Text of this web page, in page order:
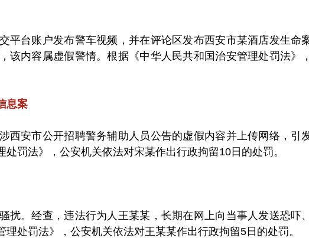
平台账户发布警车视频，并在评论区发布西安市某酒店发生命
该内容属虚假警情。根据《中华人民共和国治安管理处罚法》
息案
西安市公开招聘警务辅助人员公告的虚假内容并上传网络，引
罚法》，公安机关依法对宋某作出行政拘留10日的处罚。
扰。经查，违法行为人王某某，长期在网上向当事人发送恐吓
处罚法》，公安机关依法对王某某作出行政拘留5日的处罚。